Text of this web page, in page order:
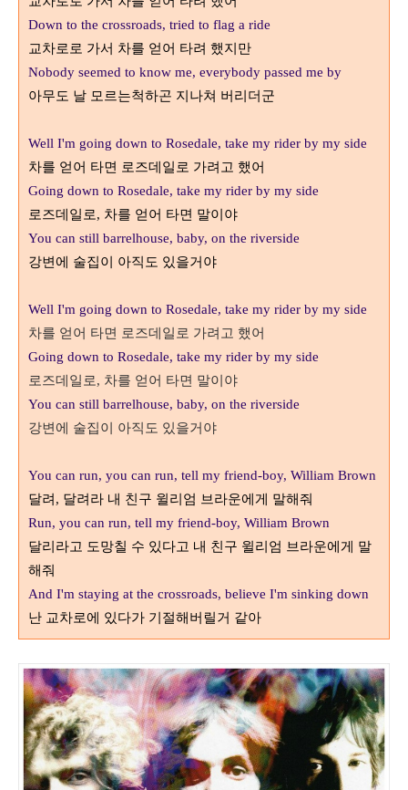
Down to the crossroads, tried to flag a ride
교차로로 가서 차를 얻어 타려 했지만
Nobody seemed to know me, everybody passed me by
아무도 날 모르는척하곤 지나쳐 버리더군
Well I'm going down to Rosedale, take my rider by my side
차를 얻어 타면 로즈데일로 가려고 했어
Going down to Rosedale, take my rider by my side
로즈데일로, 차를 얻어 타면 말이야
You can still barrelhouse, baby, on the riverside
강변에 술집이 아직도 있을거야
Well I'm going down to Rosedale, take my rider by my side
차를 얻어 타면 로즈데일로 가려고 했어
Going down to Rosedale, take my rider by my side
로즈데일로, 차를 얻어 타면 말이야
You can still barrelhouse, baby, on the riverside
강변에 술집이 아직도 있을거야
You can run, you can run, tell my friend-boy, William Brown
달려 , 달려라 내 친구 윌리엄 브라운에게 말해줘
Run, you can run, tell my friend-boy, William Brown
달리라고 도망칠 수 있다고 내 친구 윌리엄 브라운에게 말
해줘
And I'm staying at the crossroads, believe I'm sinking down
난 교차로에 있다가 기절해버릴거 같아